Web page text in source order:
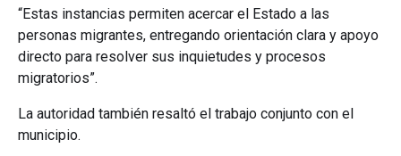
“Estas instancias permiten acercar el Estado a las
personas migrantes, entregando orientación clara y apoyo
directo para resolver sus inquietudes y procesos
migratorios”.
La autoridad también resaltó el trabajo conjunto con el
municipio.